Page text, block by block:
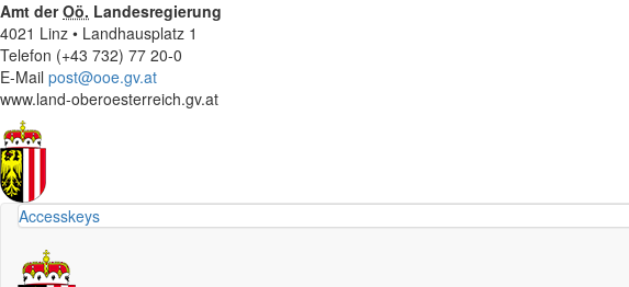
Amt derOö. Landesregierung
4021 Linz • Landhausplatz 1
Telefon (+43 732) 77 20-0
E-Mail post@ooe.gv.at
www.land-oberoesterreich.gv.at
Accesskeys